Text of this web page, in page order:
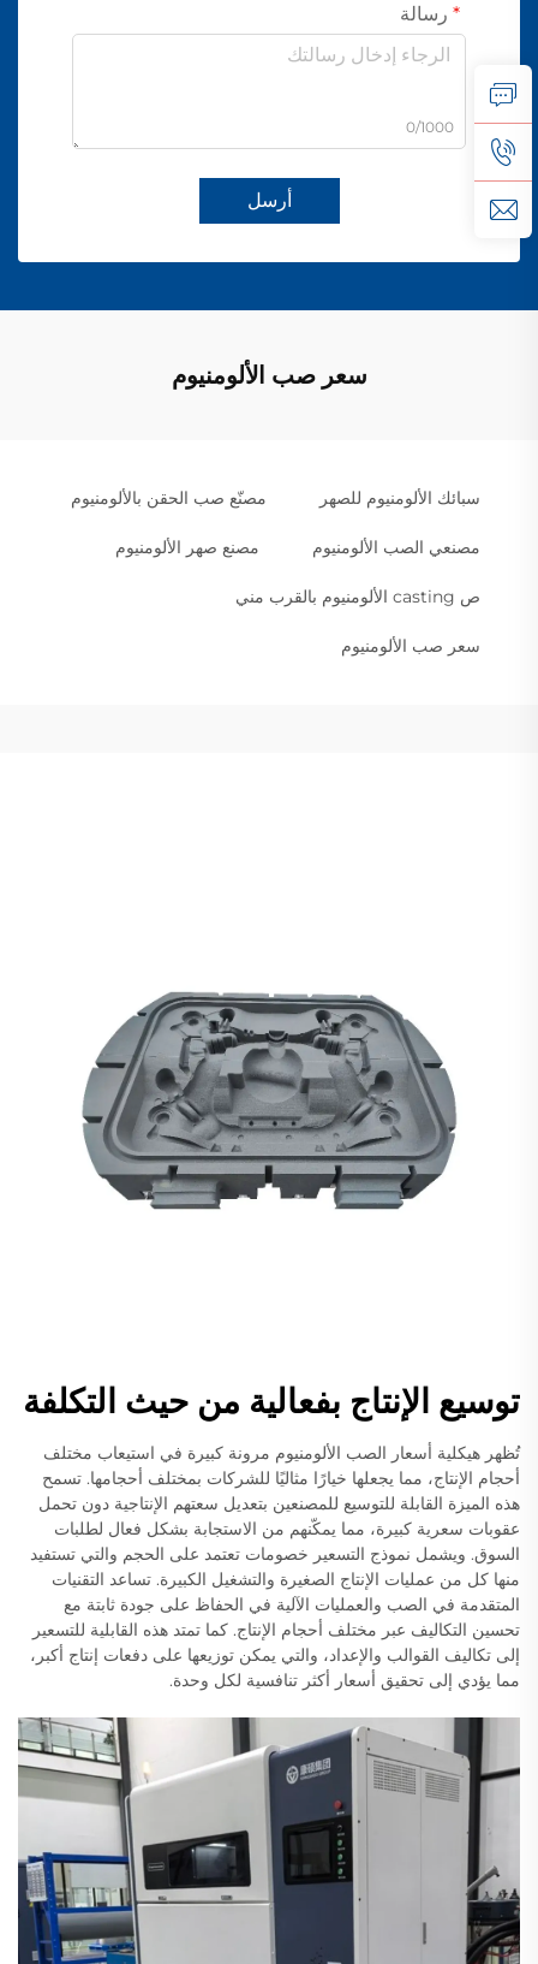
رسالة
0/1000
أرسل
سعر صب الألومنيوم
سبائك الألومنيوم للصهر مصنّع صب الحقن بالألومنيوم
مصنعي الصب الألومنيوم مصنع صهر الألومنيوم
ص casting الألومنيوم بالقرب مني
سعر صب الألومنيوم
توسيع الإنتاج بفعالية من حيث التكلفة
تُظهر هيكلية أسعار الصب الألومنيوم مرونة كبيرة في استيعاب مختلف
أحجام الإنتاج، مما يجعلها خيارًا مثاليًا للشركات بمختلف أحجامها. تسمح
هذه الميزة القابلة للتوسيع للمصنعين بتعديل سعتهم الإنتاجية دون تحمل
عقوبات سعرية كبيرة، مما يمكّنهم من الاستجابة بشكل فعال لطلبات
السوق. ويشمل نموذج التسعير خصومات تعتمد على الحجم والتي تستفيد
منها كل من عمليات الإنتاج الصغيرة والتشغيل الكبيرة. تساعد التقنيات
المتقدمة في الصب والعمليات الآلية في الحفاظ على جودة ثابتة مع
تحسين التكاليف عبر مختلف أحجام الإنتاج. كما تمتد هذه القابلية للتسعير
إلى تكاليف القوالب والإعداد، والتي يمكن توزيعها على دفعات إنتاج أكبر،
مما يؤدي إلى تحقيق أسعار أكثر تنافسية لكل وحدة.